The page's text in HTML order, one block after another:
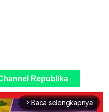
Republika
arrow_forward_ios Baca selengkapnya